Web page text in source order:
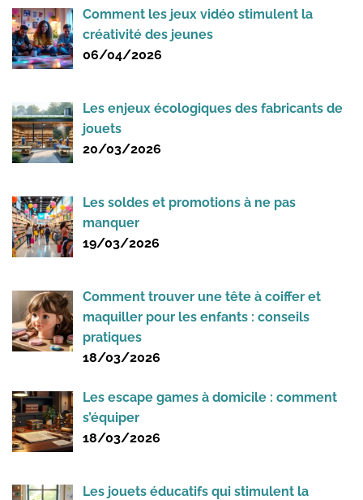
Comment les jeux vidéo stimulent la
créativité des jeunes
06/04/2026
Les enjeux écologiques des fabricants de
jouets
20/03/2026
Les soldes et promotions à ne pas
manquer
19/03/2026
Comment trouver une tête à coiffer et
maquiller pour les enfants : conseils
pratiques
18/03/2026
Les escape games à domicile : comment
s’équiper
18/03/2026
Les jouets éducatifs qui stimulent la